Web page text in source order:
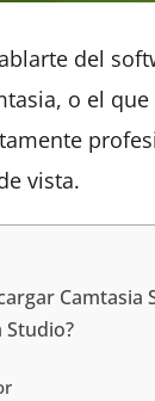
del
o el
vista.
Camtasia
Studio?